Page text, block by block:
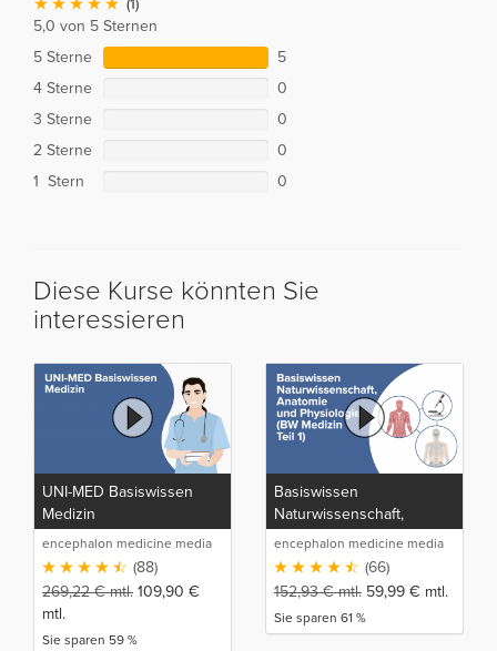
5,0 von 5 Sternen
5 Sterne
5
4 Sterne
0
3 Sterne
0
2 Sterne
0
1 Stern
0
Diese Kurse könnten Sie
interessieren
UNI-MED Basiswissen
Medizin
encephalon medicine media
production GmbH(88)
269,22€mtl. 109,90 €
mtl.
Sie sparen 59 %
Basiswissen
Naturwissenschaft,
Anatomie und Physiologie
(BW Medizin Teil 1)
encephalon medicine media
production GmbH(66)
152,93€mtl. 59,99 € mtl.
Sie sparen 61 %